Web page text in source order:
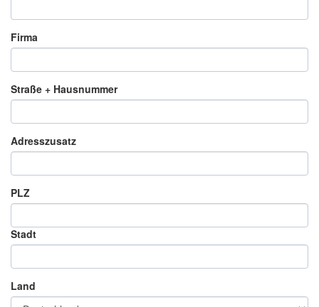
Firma
Straße + Hausnummer
Adresszusatz
PLZ
Stadt
Land